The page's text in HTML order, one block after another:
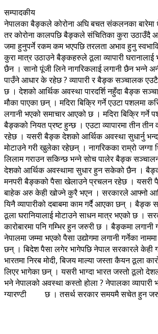
सम्पादकीय
नेपालका बैङ्कले कोरोना अघि बचत संकलनका बारेमा
तर कोरोना कालपछि बैङ्कले संचितिका कुरा
जमा हुनुपर्ने रकम कम भएपछि तरलता अभाव हुनु
कुरा मात्र उठाउने बैङ्कहरुले ठूला व्यापारी
छैन । सानो पूंजी लिने नागरिकलाई लगानी छैन भन्ने
पाउँने आधार के रहेछ ? व्यापारी र बैङ्क सञ्चालक
छ । देशको आर्थिक अवस्था पारदर्शि नहुँदा बैङ्क
मौका पाएका छन् । मदिरा बिक्रि गर्ने एउटा पशलमा
लगानी भएको समाचार आएको छ । मदिरा बिक्रि गर्ने
बैङ्कको नियत प्रष्ट हुन्छ । एउटा व्यापारमा तीन
रहेछ । यसरी बैङ्क देशको आर्थिक अवस्था सुधार्नु भन्दा
मोटाउने गरी खुलेका रहेछन् । नागरिकका राम्रो जग्गा
लिलाम गराउन सकिन्छ भन्ने सोच पालेर बैङ्क
देशको आर्थिक अवस्थामा सुधार हुन सकेको छैन ।
मनपरी बैङ्कको पैसा खेलाउने प्रचलन रहेछ । यसरी
बाहेक अरु केही खोज्ने कुरै भएन । सरकारले आफ्नो
यिनै व्यापारीको दबाबमा काम गर्दै आएका छन् । बैङ्क
ठूला घरानियालाई मोटाउने साधन मात्र भएको छ ।
कारोबारमा पनि गम्भिर हुन जरुरी छ । बैङ्कमा लगानी
नेपालमा जम्मा भएको पैसा उद्योगमा लगानी गर्नेका
छन् । बिदेश पैसा लगेर भागेपछि नेपाल सरकारले केही
भारतमा निरब मोदी, बिजय माल्या जस्ता कैयन ठूला
लिएर भागेका छन् । यसरी भाग्दा भारत जस्तो ठूलो
भने नेपालको अवस्था कस्तो होला ? नेपालका व्यापारी
ग्यारण्टी छ । तसर्थ सरकार समयमै सचेत हुन